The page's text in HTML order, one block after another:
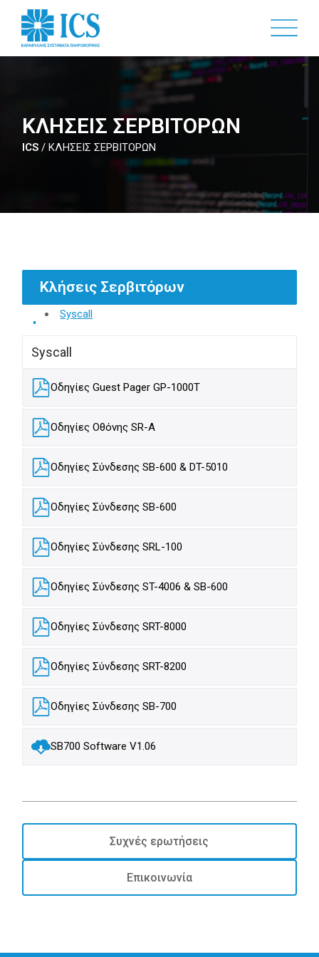
Skip
main
ΚΛΗΣΕΙΣ ΣΕΡΒΙΤΟΡΩΝ
ICS /ΚΛΗΣΕΙΣ ΣΕΡΒΙΤΟΡΩΝ
Κλήσεις Σερβιτόρων
Syscall
Syscall
Οδηγίες Guest Pager GP-1000T
Οδηγίες Οθόνης SR-A
Οδηγίες Σύνδεσης SB-600 & DT-5010
Οδηγίες Σύνδεσης SB-600
Οδηγίες Σύνδεσης SRL-100
Οδηγίες Σύνδεσης ST-4006 & SB-600
Οδηγίες Σύνδεσης SRT-8000
Οδηγίες Σύνδεσης SRT-8200
Οδηγίες Σύνδεσης SB-700
SB700 Software V1.06
Συχνές ερωτήσεις
Επικοινωνία